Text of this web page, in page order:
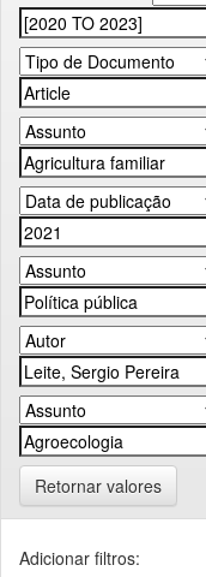
Retornar valores
Adicionar filtros: